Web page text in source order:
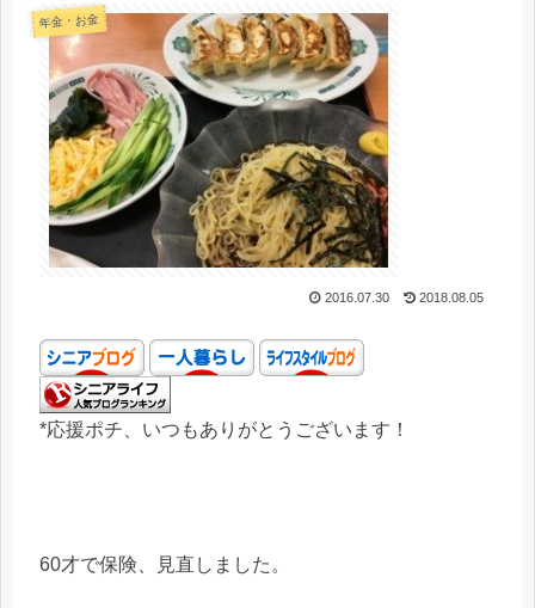
年金・お金
2016.07.30 2018.08.05
*応援ポチ、いつもありがとうございます！
60才で保険、見直しました。